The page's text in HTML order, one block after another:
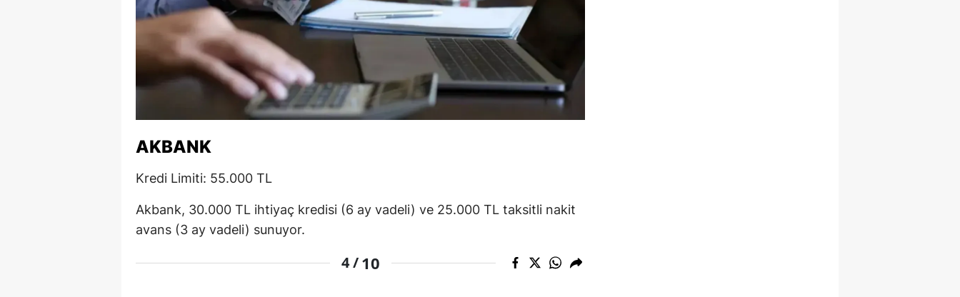
Sivas
Tekirdağ
Tokat
Trabzon
Tunceli
Van
Zonguldak
AKBANK
Kredi Limiti: 55.000 TL
Akbank, 30.000 TL ihtiyaç kredisi (6 ay vadeli) ve 25.000 TL taksitli nakit
avans (3 ay vadeli) sunuyor.
4 /10